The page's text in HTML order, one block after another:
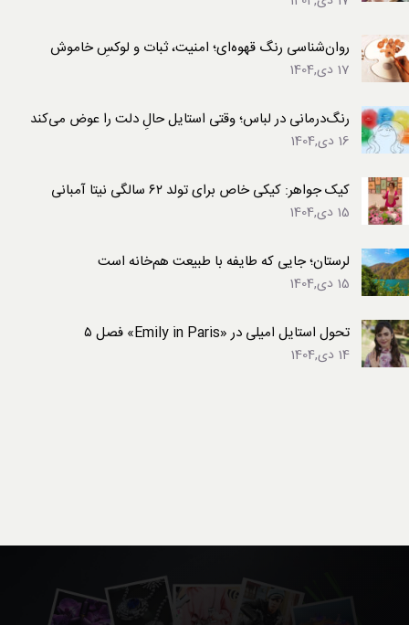
روان‌شناسی رنگ قهوه‌ای؛ امنیت، ثبات و لوکسِ خاموش
17 دی,1404
رنگ‌درمانی در لباس؛ وقتی استایل حالِ دلت را عوض می‌کند
16 دی,1404
کیک جواهر: کیکی خاص برای تولد ۶۲ سالگی نیتا آمبانی
15 دی,1404
لرستان؛ جایی که طایفه با طبیعت هم‌خانه است
15 دی,1404
تحول استایل امیلی در «Emily in Paris» فصل ۵
14 دی,1404